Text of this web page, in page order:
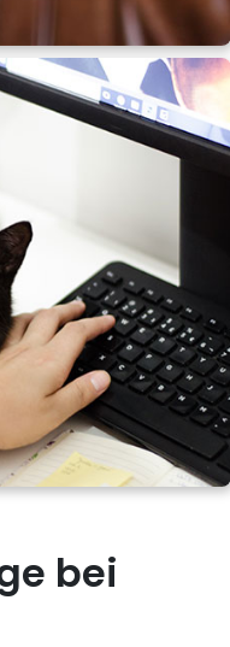
bei